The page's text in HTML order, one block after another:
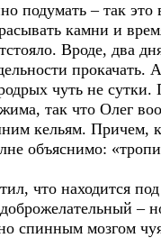
подумать – так
камни и
Вроде, два
чуть не сутки.
так что Олег
кельям. Причем,
объяснимо:
что находится
–
спинным мозгом